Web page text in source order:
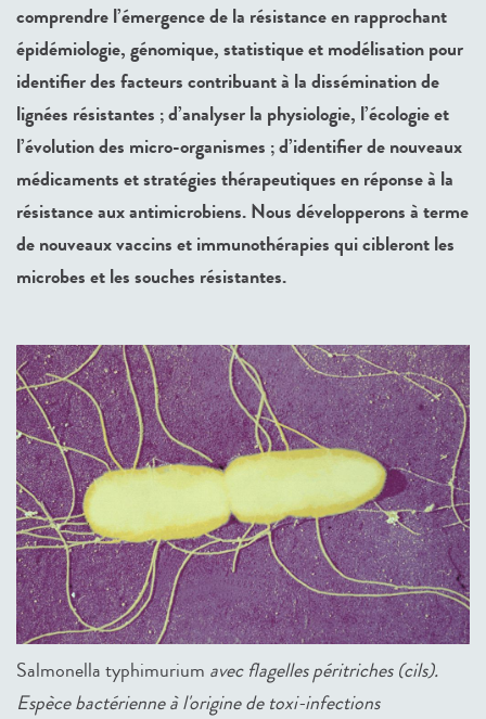
comprendre l’émergence de la résistance en rapprochant
épidémiologie, génomique, statistique et modélisation pour
identifier des facteurs contribuant à la dissémination de
lignées résistantes ; d’analyser la physiologie, l’écologie et
l’évolution des micro-organismes ; d’identifier de nouveaux
médicaments et stratégies thérapeutiques en réponse à la
résistance aux antimicrobiens. Nous développerons à terme
de nouveaux vaccins et immunothérapies qui cibleront les
microbes et les souches résistantes.
Salmonella typhimurium avec flagelles péritriches (cils).
Espèce bactérienne à l'origine de toxi-infections